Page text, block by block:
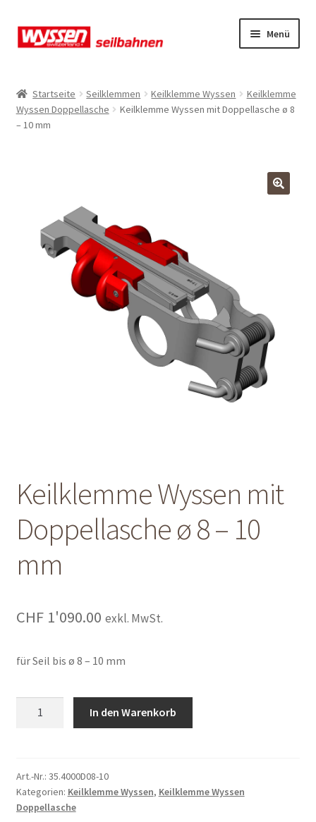
Zur
Navigation
Zum
Inhalt
Menü
Kasse
Mein Konto
Mein Konto
Warenkorb
Startseite Seilklemmen Keilklemme Wyssen
Keilklemme
Wyssen Doppellasche
Keilklemme Wyssen mit Doppellasche ø 8
– 10 mm
Keilklemme Wyssen mit
Doppellasche ø 8 – 10
mm
CHF1'090.00 exkl. MwSt.
für Seil bis ø 8 – 10 mm
ø
8
-
In den Warenkorb
Art.-Nr.: 35.4000D08-10
Kategorien: Keilklemme Wyssen, Keilklemme Wyssen
Doppellasche